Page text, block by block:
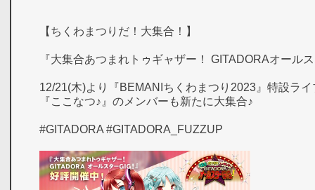
【ちくわまつりだ！大集合！】
『大集合あつまれトゥギャザー！ GITADORAオール
12/21(木)より『BEMANIちくわまつり2023』特設ラ
『ここなつ♪』のメンバーも新たに大集合♪
#GITADORA #GITADORA_FUZZUP